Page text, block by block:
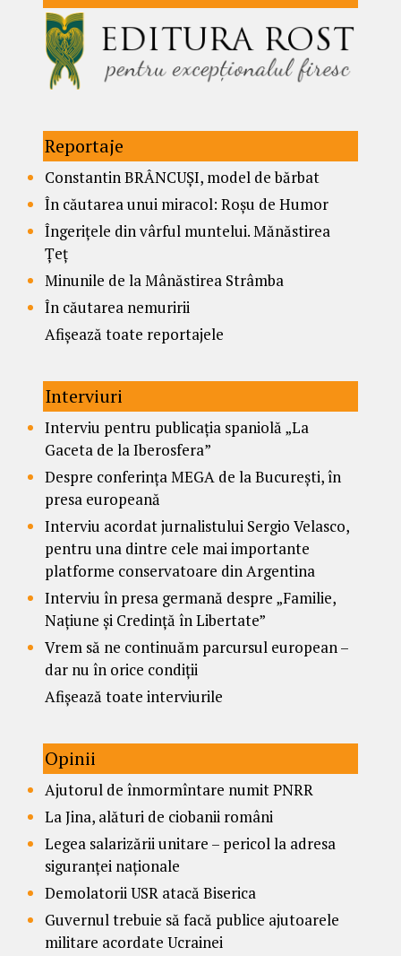
Reportaje
Constantin BRÂNCUȘI, model de bărbat
În căutarea unui miracol: Roșu de Humor
Îngerițele din vârful muntelui. Mănăstirea
Țeț
Minunile de la Mânăstirea Strâmba
În căutarea nemuririi
Afișează toate reportajele
Interviuri
Interviu pentru publicația spaniolă „La
Gaceta de la Iberosfera”
Despre conferința MEGA de la București, în
presa europeană
Interviu acordat jurnalistului Sergio Velasco,
pentru una dintre cele mai importante
platforme conservatoare din Argentina
Interviu în presa germană despre „Familie,
Națiune și Credință în Libertate”
Vrem să ne continuăm parcursul european –
dar nu în orice condiții
Afișează toate interviurile
Opinii
Ajutorul de înmormîntare numit PNRR
La Jina, alături de ciobanii români
Legea salarizării unitare – pericol la adresa
siguranței naționale
Demolatorii USR atacă Biserica
Guvernul trebuie să facă publice ajutoarele
militare acordate Ucrainei